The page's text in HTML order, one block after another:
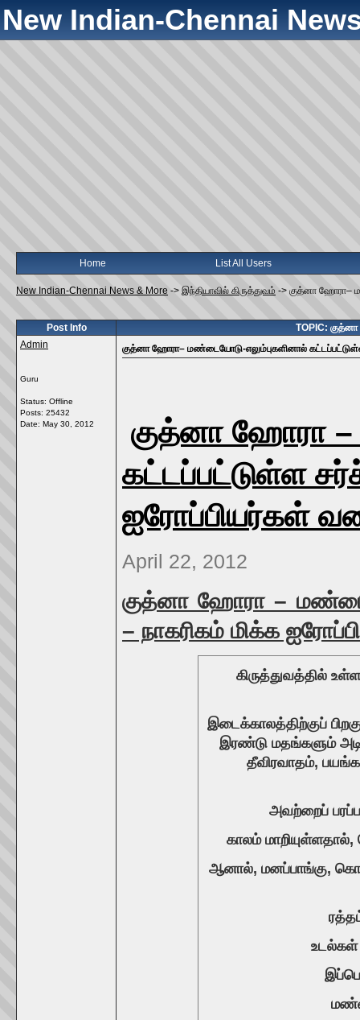
New Indian-Chennai
Home List All Users
New Indian-Chennai News & More -> இந்தியாவில் கிருத்துவம் -> குத்னா ஹோரா–
Post Info
TOPIC:
Admin
Guru
Status: Offline
Posts: 25432
Date: May 30, 2012
குத்னா ஹோரா– மண்டையோடு-எலும்புகளினால்
குத்னா ஹோரா –
கட்டப்பட்டுள்ள
ஐரோப்பியர்கள்
April 22, 2012
குத்னா ஹோரா –
– நாகரிகம் மிக்க
கிருத்துவத்தில்
இடைக்காலத்திற்குப்
இரண்டு மதங்களும்
தீவிரவாதம்,
அவற்றைப்
காலம்
ஆனால், மனப்பாங்கு,
உடல்கள்